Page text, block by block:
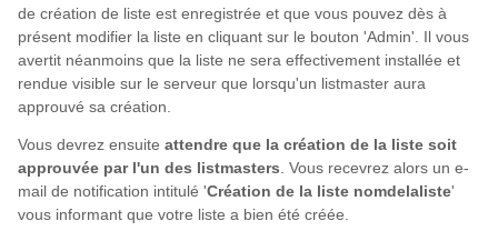
de création de liste est enregistrée et que vous pouvez dès à
présent modifier la liste en cliquant sur le bouton 'Admin'. Il vous
avertit néanmoins que la liste ne sera effectivement installée et
rendue visible sur le serveur que lorsqu'un listmaster aura
approuvé sa création.
Vous devrez ensuite attendre que la création de la liste soit
approuvée par l'un des listmasters. Vous recevrez alors un e-
mail de notification intitulé 'Création de la liste nomdelaliste'
vous informant que votre liste a bien été créée.